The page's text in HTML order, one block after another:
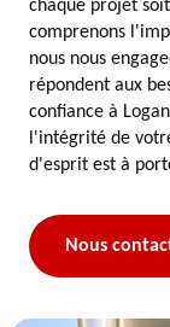
chaque projet
comprenons
nous nous
répondent aux
confiance à
l'intégrité de
d'esprit est à
Nous